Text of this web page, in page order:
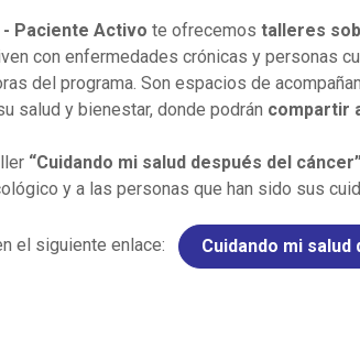
Paciente Activo te ofrecemos talleres
con enfermedades crónicas y personas
del programa. Son espacios de
salud y bienestar, donde podrán compartir
“Cuidando mi salud después del
y a las personas que han sido sus
el siguiente enlace: Cuidando mi